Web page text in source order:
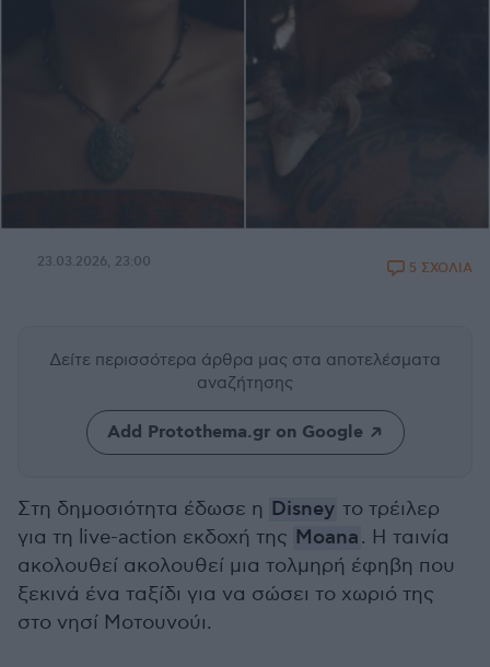
23.03.2026, 23:00 5 ΣΧΟΛΙΑ
Δείτε περισσότερα άρθρα μας στα αποτελέσματα
αναζήτησης
Add Protothema.gr on Google
Στη δημοσιότητα έδωσε η Disney το τρέιλερ
για τη live-action εκδοχή της Moana. Η ταινία
ακολουθεί ακολουθεί μια τολμηρή έφηβη που
ξεκινά ένα ταξίδι για να σώσει το χωριό της
στο νησί Μοτουνούι.